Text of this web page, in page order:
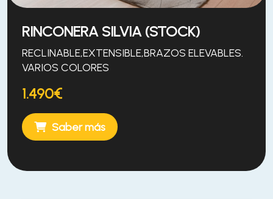
RINCONERA SILVIA (STOCK)
RECLINABLE,EXTENSIBLE,BRAZOS ELEVABLES.
VARIOS COLORES
1.490€
Saber más